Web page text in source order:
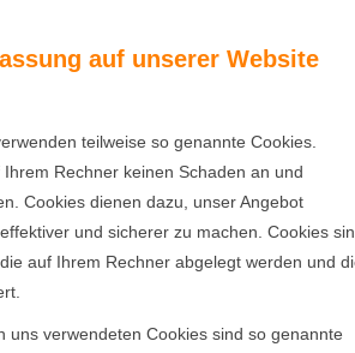
auf unserer Website
teilweise so genannte Cookies.
Rechner keinen Schaden an und
Cookies dienen dazu, unser Angebot
und sicherer zu machen. Cookies
auf Ihrem Rechner abgelegt werden und
uns verwendeten Cookies sind so genannte